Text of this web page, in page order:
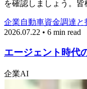
を確認しましょう。皆
企業自動車資金調達と
2026.07.22 • 6 min read
エージェント時代
企業AI